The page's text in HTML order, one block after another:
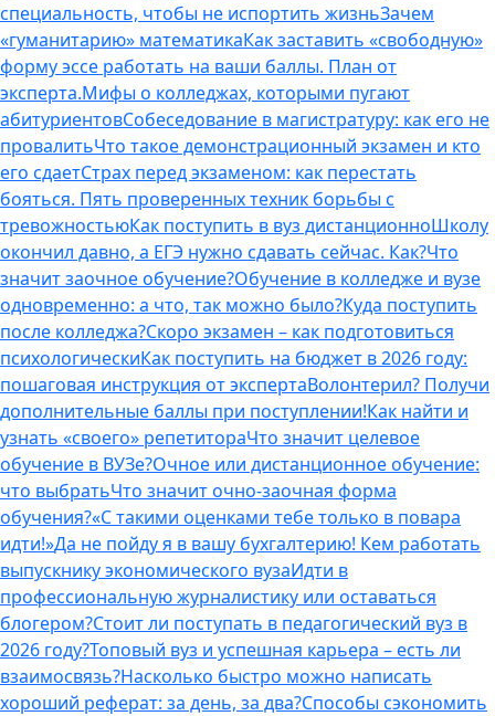
специальность, чтобы не испортить жизньЗачем
«гуманитарию» математикаКак заставить «свободную»
форму эссе работать на ваши баллы. План от
эксперта.Мифы о колледжах, которыми пугают
абитуриентовСобеседование в магистратуру: как его не
провалитьЧто такое демонстрационный экзамен и кто
его сдаетСтрах перед экзаменом: как перестать
бояться. Пять проверенных техник борьбы с
тревожностьюКак поступить в вуз дистанционноШколу
окончил давно, а ЕГЭ нужно сдавать сейчас. Как?Что
значит заочное обучение?Обучение в колледже и вузе
одновременно: а что, так можно было?Куда поступить
после колледжа?Скоро экзамен – как подготовиться
психологическиКак поступить на бюджет в 2026 году:
пошаговая инструкция от экспертаВолонтерил? Получи
дополнительные баллы при поступлении!Как найти и
узнать «своего» репетитораЧто значит целевое
обучение в ВУЗе?Очное или дистанционное обучение:
что выбратьЧто значит очно-заочная форма
обучения?«С такими оценками тебе только в повара
идти!»Да не пойду я в вашу бухгалтерию! Кем работать
выпускнику экономического вузаИдти в
профессиональную журналистику или оставаться
блогером?Стоит ли поступать в педагогический вуз в
2026 году?Топовый вуз и успешная карьера – есть ли
взаимосвязь?Насколько быстро можно написать
хороший реферат: за день, за два?Способы сэкономить